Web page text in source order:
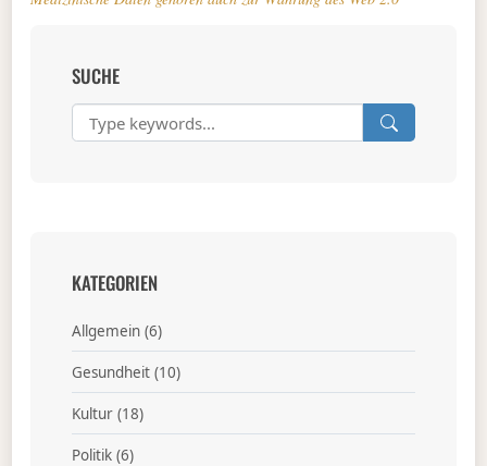
SUCHE
KATEGORIEN
Allgemein(6)
Gesundheit(10)
Kultur(18)
Politik(6)